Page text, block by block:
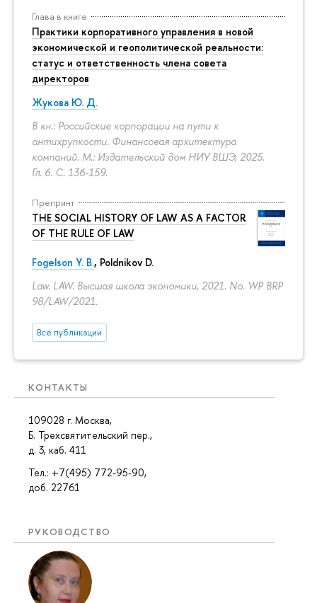
Глава в книге
Практики корпоративного управления в новой
экономической и геополитической реальности:
статус и ответственность члена совета
директоров
Жукова Ю. Д.
В кн.: Российские корпорации на пути к
антихрупкости. Финансовая архитектура
компаний. М.: Издательский дом НИУ ВШЭ, 2025.
Гл. 6. С. 136-159.
Препринт
THE SOCIAL HISTORY OF LAW AS A FACTOR
OF THE RULE OF LAW
Fogelson Y. B., Poldnikov D.
Law. LAW. Высшая школа экономики, 2021. No. WP BRP
98/LAW/2021.
Все публикации
КОНТАКТЫ
109028 г. Москва,
Б. Трехсвятительский пер.,
д. 3, каб. 411
Тел.: +7(495) 772-95-90,
доб. 22761
РУКОВОДСТВО